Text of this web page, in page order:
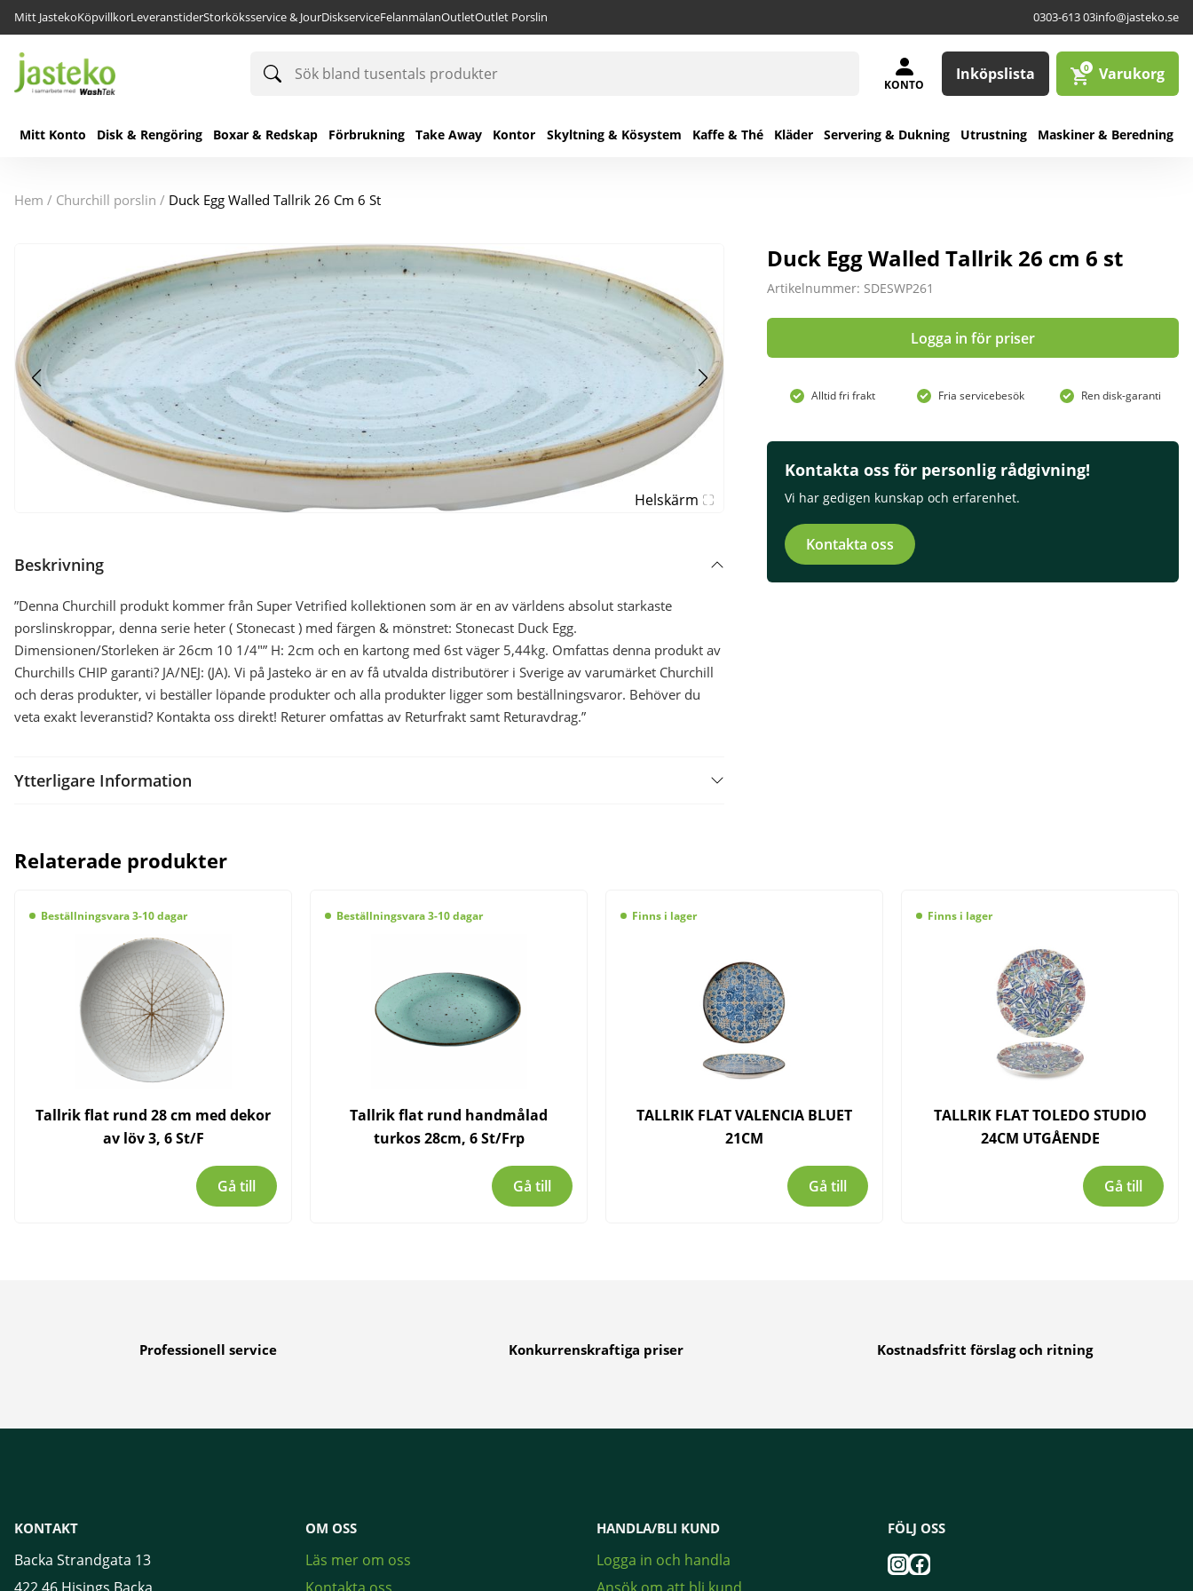
Mitt JastekoKöpvillkorLeveranstiderStorköksservice & JourDiskserviceFelanmälanOutletOutlet Porslin 0303-613 03info@jasteko.se
Sök
bland
produkter
KONTO
Inköpslista 0 Varukorg
Mitt Konto Disk & Rengöring Boxar & Redskap Förbrukning Take Away Kontor Skyltning & Kösystem Kaffe & Thé Kläder Servering & Dukning Utrustning Maskiner & Beredning
hem / churchill porslin / Duck Egg Walled Tallrik 26 Cm 6 St
Helskärm
Duck Egg Walled Tallrik 26 cm 6 st
Artikelnummer: SDESWP261
Logga in för priser
Alltid fri frakt Fria servicebesök Ren disk-garanti
Kontakta oss för personlig rådgivning!
Vi har gedigen kunskap och erfarenhet.
Kontakta oss
Beskrivning
”Denna Churchill produkt kommer från Super Vetrified kollektionen som är en av världens absolut starkaste
porslinskroppar, denna serie heter ( Stonecast ) med färgen & mönstret: Stonecast Duck Egg.
Dimensionen/Storleken är 26cm 10 1/4″” H: 2cm och en kartong med 6st väger 5,44kg. Omfattas denna produkt av
Churchills CHIP garanti? JA/NEJ: (JA). Vi på Jasteko är en av få utvalda distributörer i Sverige av varumärket Churchill
och deras produkter, vi beställer löpande produkter och alla produkter ligger som beställningsvaror. Behöver du
veta exakt leveranstid? Kontakta oss direkt! Returer omfattas av Returfrakt samt Returavdrag.”
Ytterligare Information
Relaterade produkter
Beställningsvara 3-10 dagar
Tallrik flat rund 28 cm med dekor
av löv 3, 6 St/F
Gå till
Beställningsvara 3-10 dagar
Tallrik flat rund handmålad
turkos 28cm, 6 St/Frp
Gå till
Finns i lager
TALLRIK FLAT VALENCIA BLUET
21CM
Gå till
Finns i lager
TALLRIK FLAT TOLEDO STUDIO
24CM UTGÅENDE
Gå till
Professionell service Konkurrenskraftiga priser Kostnadsfritt förslag och ritning
KONTAKT
Backa Strandgata 13
OM OSS
Läs mer om oss
HANDLA/BLI KUND
Logga in och handla
FÖLJ OSS
Instagram
Facebook